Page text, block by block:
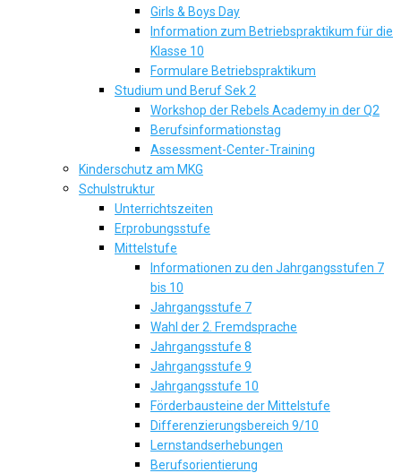
Girls & Boys Day
Information zum Betriebspraktikum für die
Klasse 10
Formulare Betriebspraktikum
Studium und Beruf Sek 2
Workshop der Rebels Academy in der Q2
Berufsinformationstag
Assessment-Center-Training
Kinderschutz am MKG
Schulstruktur
Unterrichtszeiten
Erprobungsstufe
Mittelstufe
Informationen zu den Jahrgangsstufen 7
bis 10
Jahrgangsstufe 7
Wahl der 2. Fremdsprache
Jahrgangsstufe 8
Jahrgangsstufe 9
Jahrgangsstufe 10
Förderbausteine der Mittelstufe
Differenzierungsbereich 9/10
Lernstandserhebungen
Berufsorientierung